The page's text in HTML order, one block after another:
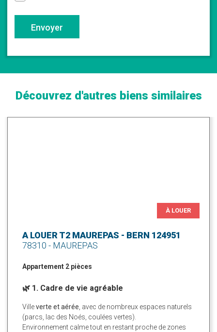
Envoyer
Découvrez d'autres biens similaires
À LOUER
A LOUER T2 MAUREPAS - BERN 124951
78310 - MAUREPAS
Appartement 2 pièces
🌿 1. Cadre de vie agréable
Villeverte et aérée , avec de nombreux espaces naturels
(parcs, lac des Noés, coulées vertes).
Environnement calme tout en restant proche de zones